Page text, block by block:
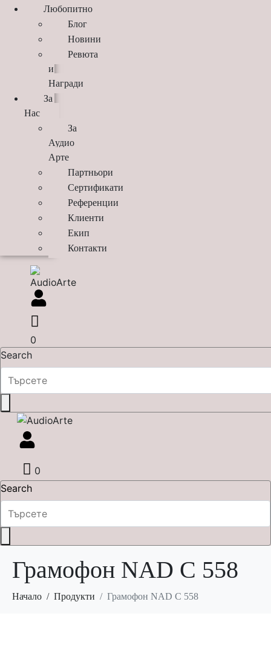
Любопитно
Блог
Новини
Ревюта
и
Награди
За
Нас
За
Аудио
Арте
Партньори
Сертификати
Референции
Клиенти
Екип
Контакти
0
Search
0
Search
Грамофон NAD C 558
Начало Продукти Грамофон NAD C 558